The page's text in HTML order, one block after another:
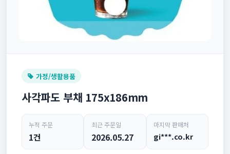
가정/생활용품
사각파도 부채 175x186mm
누적 주문
1건
최근 주문일
2026.05.27
마지막 판매처
gi***.co.kr